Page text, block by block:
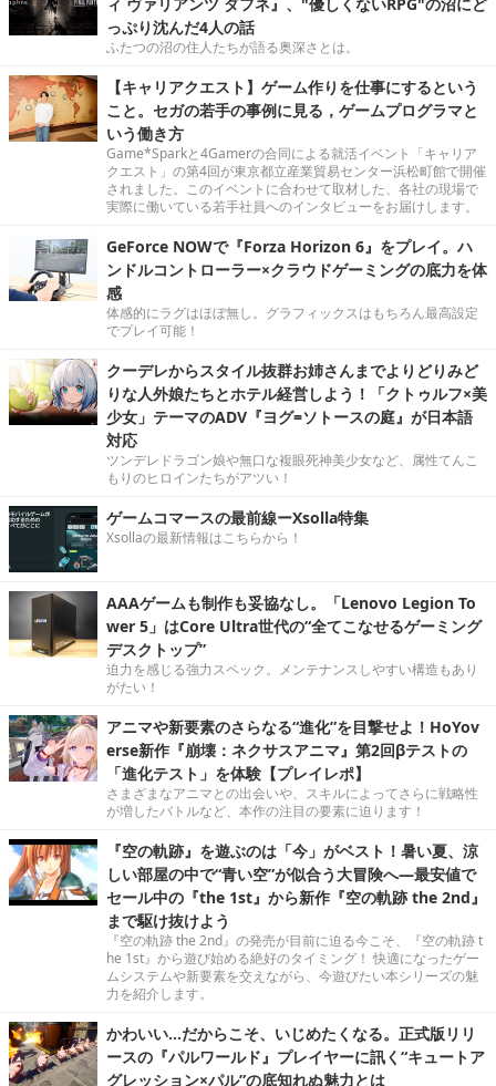
っぷり沈んだ4人の話
ふたつの沼の住人たちが語る奥深さとは。
【キャリアクエスト】ゲーム作りを仕事にするという
こと。セガの若手の事例に見る，ゲームプログラマと
いう働き方
Game*Sparkと4Gamerの合同による就活イベント「キャリア
クエスト」の第4回が東京都立産業貿易センター浜松町館で開催
されました。このイベントに合わせて取材した、各社の現場で
実際に働いている若手社員へのインタビューをお届けします。
GeForce NOWで『Forza Horizon 6』をプレイ。ハ
ンドルコントローラー×クラウドゲーミングの底力を体
感
体感的にラグはほぼ無し。グラフィックスはもちろん最高設定
でプレイ可能！
クーデレからスタイル抜群お姉さんまでよりどりみど
りな人外娘たちとホテル経営しよう！「クトゥルフ×美
少女」テーマのADV『ヨグ=ソトースの庭』が日本語
対応
ツンデレドラゴン娘や無口な複眼死神美少女など、属性てんこ
もりのヒロインたちがアツい！
ゲームコマースの最前線ーXsolla特集
Xsollaの最新情報はこちらから！
AAAゲームも制作も妥協なし。「Lenovo Legion To
wer 5」はCore Ultra世代の“全てこなせるゲーミング
デスクトップ”
迫力を感じる強力スペック。メンテナンスしやすい構造もあり
がたい！
アニマや新要素のさらなる“進化”を目撃せよ！HoYov
erse新作『崩壊：ネクサスアニマ』第2回βテストの
「進化テスト」を体験【プレイレポ】
さまざまなアニマとの出会いや、スキルによってさらに戦略性
が増したバトルなど、本作の注目の要素に迫ります！
『空の軌跡』を遊ぶのは「今」がベスト！暑い夏、涼
しい部屋の中で“青い空”が似合う大冒険へ―最安値で
セール中の『the 1st』から新作『空の軌跡 the 2nd』
まで駆け抜けよう
『空の軌跡 the 2nd』の発売が目前に迫る今こそ、『空の軌跡 t
he 1st』から遊び始める絶好のタイミング！ 快適になったゲー
ムシステムや新要素を交えながら、今遊びたい本シリーズの魅
力を紹介します。
かわいい…だからこそ、いじめたくなる。正式版リリ
ースの『パルワールド』プレイヤーに訊く“キュートア
グレッション×パル”の底知れぬ魅力とは